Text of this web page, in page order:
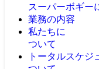
スーパーボギー
業務の内容
私たちに
ついて
トータルスケジ